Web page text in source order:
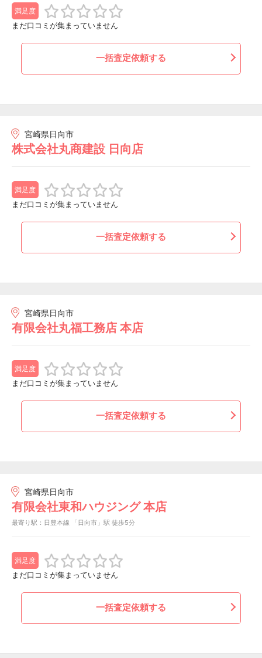
満足度
まだ口コミが集まっていません
一括査定依頼する
宮崎県日向市
株式会社丸商建設 日向店
満足度
まだ口コミが集まっていません
一括査定依頼する
宮崎県日向市
有限会社丸福工務店 本店
満足度
まだ口コミが集まっていません
一括査定依頼する
宮崎県日向市
有限会社東和ハウジング 本店
最寄り駅：日豊本線 「日向市」駅 徒歩5分
満足度
まだ口コミが集まっていません
一括査定依頼する